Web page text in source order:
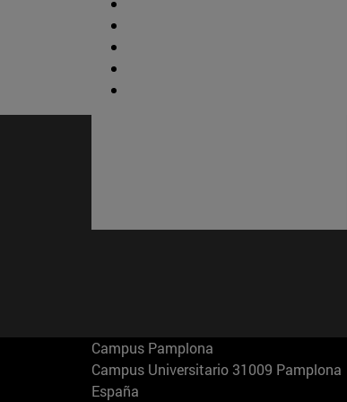
Campus Pamplona
Campus Universitario 31009 Pamplona
España